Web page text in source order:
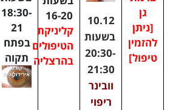
גן
[ניתן
להזמין
טיפול]
10.12
בשעות
20:30-
21:30
וובינר
ריפוי
16-20
קליניקת
הטיפולים
בהרצליה
18:30-
21
בפתח
תקוה